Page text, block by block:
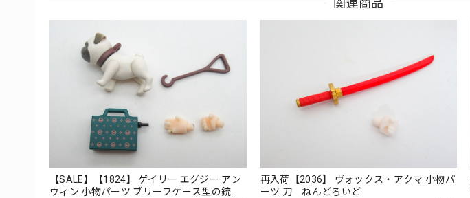
【SALE】【1824】 ゲイリー エグジー アン
ウィン 小物パーツ ブリーフケース型の銃と
再入荷【2036】 ヴォックス・アクマ 小物パ
ーツ 刀 ねんどろいど